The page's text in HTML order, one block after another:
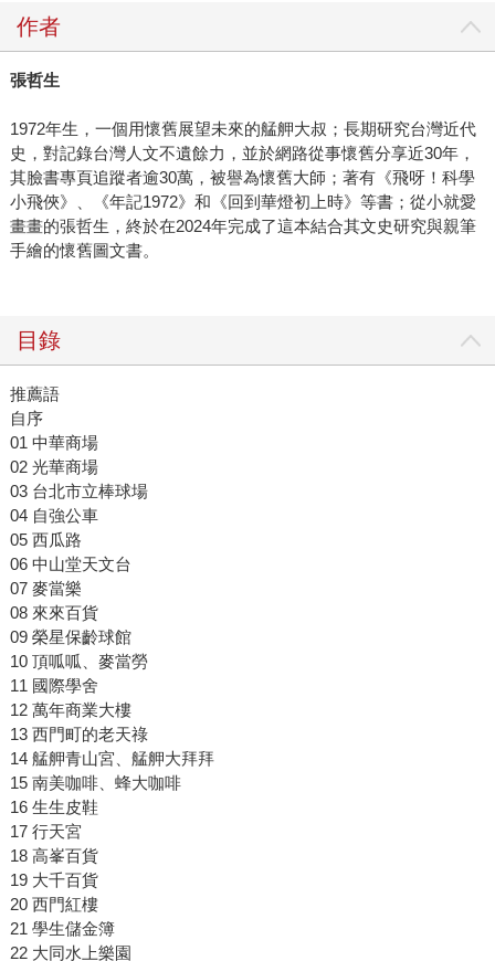
作者
張哲生
1972年生，一個用懷舊展望未來的艋舺大叔；長期研究台灣近代
史，對記錄台灣人文不遺餘力，並於網路從事懷舊分享近30年，
其臉書專頁追蹤者逾30萬，被譽為懷舊大師；著有《飛呀！科學
小飛俠》、《年記1972》和《回到華燈初上時》等書；從小就愛
畫畫的張哲生，終於在2024年完成了這本結合其文史研究與親筆
手繪的懷舊圖文書。
目錄
推薦語
自序
01 中華商場
02 光華商場
03 台北市立棒球場
04 自強公車
05 西瓜路
06 中山堂天文台
07 麥當樂
08 來來百貨
09 榮星保齡球館
10 頂呱呱、麥當勞
11 國際學舍
12 萬年商業大樓
13 西門町的老天祿
14 艋舺青山宮、艋舺大拜拜
15 南美咖啡、蜂大咖啡
16 生生皮鞋
17 行天宮
18 高峯百貨
19 大千百貨
20 西門紅樓
21 學生儲金簿
22 大同水上樂園